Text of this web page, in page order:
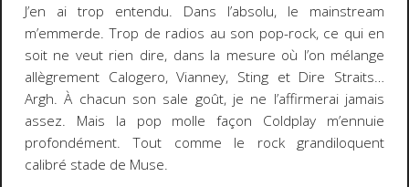
J’en ai trop entendu. Dans l’absolu, le mainstream
m’emmerde. Trop de radios au son pop-rock, ce qui en
soit ne veut rien dire, dans la mesure où l’on mélange
allègrement Calogero, Vianney, Sting et Dire Straits…
Argh. À chacun son sale goût, je ne l’affirmerai jamais
assez. Mais la pop molle façon Coldplay m’ennuie
profondément. Tout comme le rock grandiloquent
calibré stade de Muse.